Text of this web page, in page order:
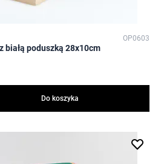
OP0603
białą poduszką 28x10cm
Do koszyka